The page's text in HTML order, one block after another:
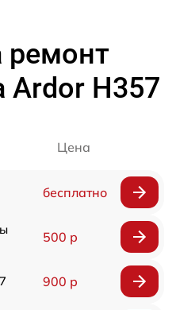
Ardor H357
Цена
бесплатно
500 р
900 р